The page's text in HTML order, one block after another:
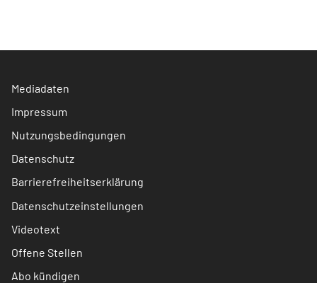
Mediadaten
Impressum
Nutzungsbedingungen
Datenschutz
Barrierefreiheitserklärung
Datenschutzeinstellungen
Videotext
Offene Stellen
Abo kündigen